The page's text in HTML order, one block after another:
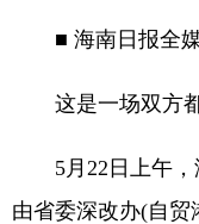
■ 海南日报全媒
这是一场双方都
5月22日上午，
由省委深改办(自